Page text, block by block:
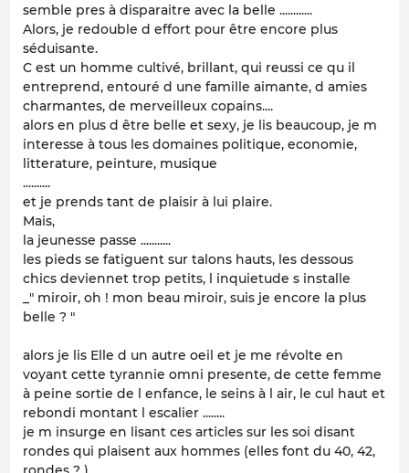
semble pres à disparaitre avec la belle ............
Alors, je redouble d effort pour être encore plus
séduisante.
C est un homme cultivé, brillant, qui reussi ce qu il
entreprend, entouré d une famille aimante, d amies
charmantes, de merveilleux copains....
alors en plus d être belle et sexy, je lis beaucoup, je m
interesse à tous les domaines politique, economie,
litterature, peinture, musique
..........
et je prends tant de plaisir à lui plaire.
Mais,
la jeunesse passe ...........
les pieds se fatiguent sur talons hauts, les dessous
chics deviennet trop petits, l inquietude s installe
_" miroir, oh ! mon beau miroir, suis je encore la plus
belle ? "
alors je lis Elle d un autre oeil et je me révolte en
voyant cette tyrannie omni presente, de cette femme
à peine sortie de l enfance, le seins à l air, le cul haut et
rebondi montant l escalier ........
je m insurge en lisant ces articles sur les soi disant
rondes qui plaisent aux hommes (elles font du 40, 42,